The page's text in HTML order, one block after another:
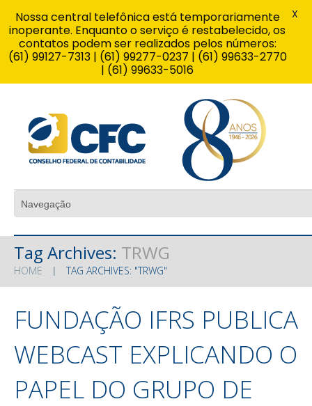
Tag Archives: TRWG
HOME TAG ARCHIVES: "TRWG"
FUNDAÇÃO IFRS PUBLICA
WEBCAST EXPLICANDO O
PAPEL DO GRUPO DE
Nossa central telefônica está temporariamente
inoperante. Enquanto o serviço é restabelecido, os
contatos podem ser realizados pelos números:
(61) 99127-7313 | (61) 99277-0237 | (61) 99633-2770
| (61) 99633-5016
X